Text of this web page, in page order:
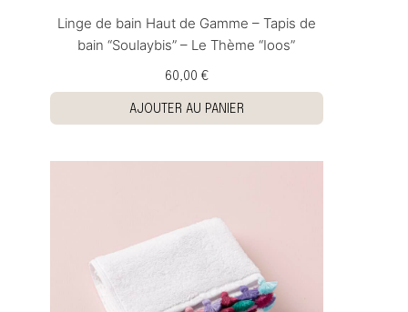
Linge de bain Haut de Gamme – Tapis de
bain “Soulaybis” – Le Thème “Ioos”
60,00 €
AJOUTER AU PANIER